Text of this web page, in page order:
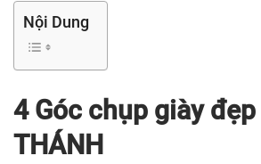
Nội Dung
4 Góc chụp giày đẹp
THÁNH